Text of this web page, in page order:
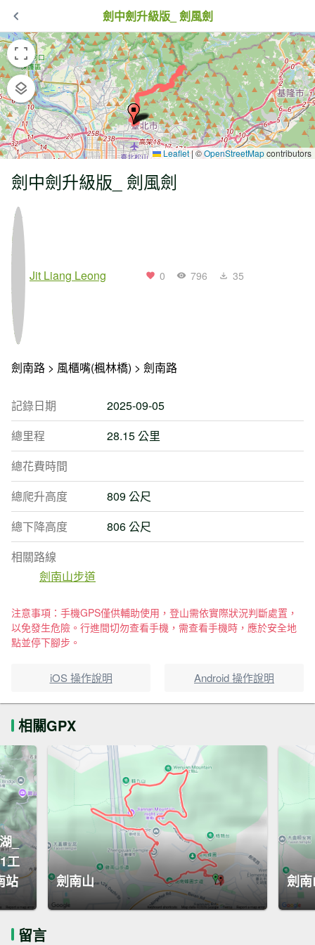
劍中劍升級版_ 劍風劍
Leaflet |©OpenStreetMapcontributors
劍中劍升級版_ 劍風劍
Jit Liang Leong 0 796 35
劍南路 > 風櫃嘴(楓林橋) > 劍南路
記錄日期
2025-09-05
總里程
28.15 公里
總花費時間
總爬升高度
809 公尺
總下降高度
806 公尺
相關路線
劍南山步道
注意事項：手機GPS僅供輔助使用，登山需依實際狀況判斷處置，
以免發生危險。行進間切勿查看手機，需查看手機時，應於安全地
點並停下腳步。
iOS 操作說明 Android 操作說明
相關GPX
_
工
站
劍南山 劍
留言